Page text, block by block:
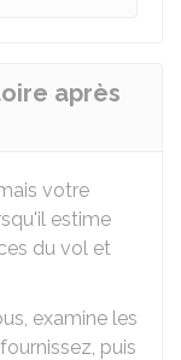
après
votre
estime
du vol et
examine les
puis